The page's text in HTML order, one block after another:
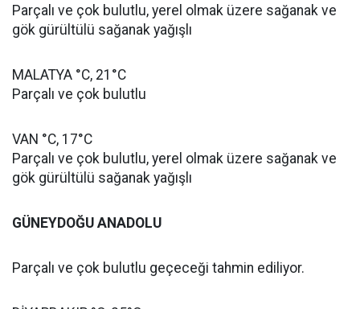
Parçalı ve çok bulutlu, yerel olmak üzere sağanak ve
gök gürültülü sağanak yağışlı
MALATYA °C, 21°C
Parçalı ve çok bulutlu
VAN °C, 17°C
Parçalı ve çok bulutlu, yerel olmak üzere sağanak ve
gök gürültülü sağanak yağışlı
GÜNEYDOĞU ANADOLU
Parçalı ve çok bulutlu geçeceği tahmin ediliyor.